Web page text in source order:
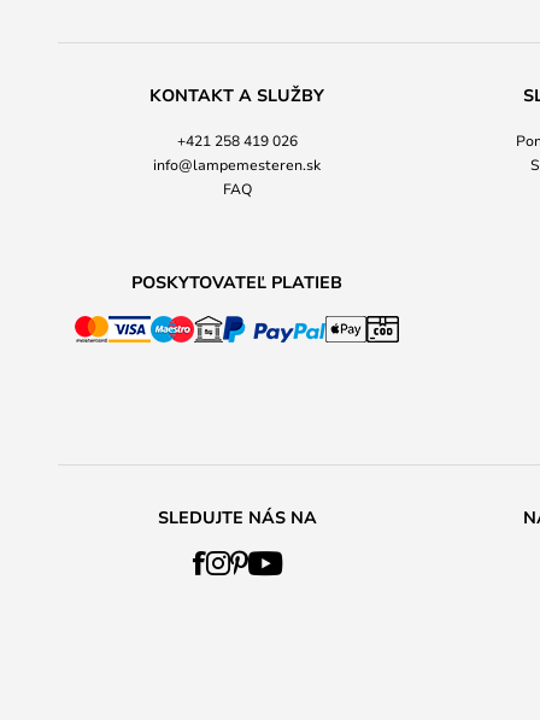
KONTAKT A SLUŽBY
+421 258 419 026
info@lampemesteren.sk
FAQ
POSKYTOVATEĽ PLATIEB
SLEDUJTE NÁS NA